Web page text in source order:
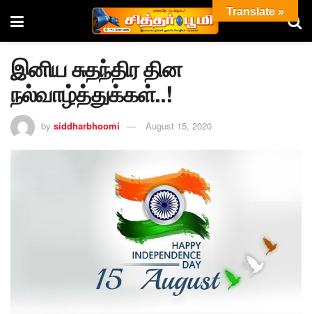
இனிய சுதந்திர தின
நல்வாழ்த்துக்கள்..!
by siddharbhoomi August 15, 2020
Translate »